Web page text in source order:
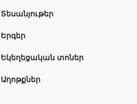
Տեսանյութեր
Երգեր
Եկեղեցական տոներ
Աղոթքներ